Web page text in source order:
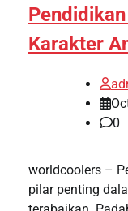
Karakter
0
worldcoolers –
pilar penting